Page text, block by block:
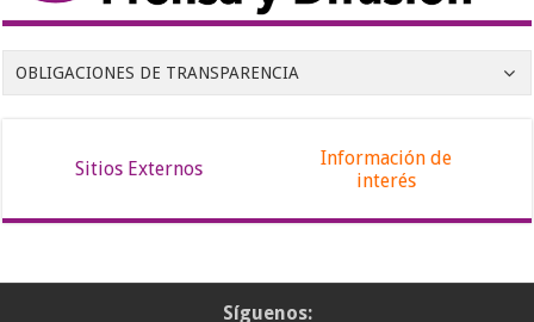
OBLIGACIONES DE TRANSPARENCIA
Sitios Externos
Información de
interés
Síguenos: